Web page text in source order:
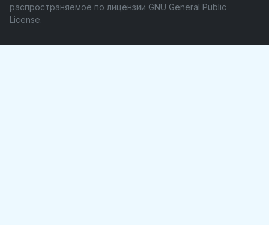
распространяемое по лицензии GNU General Public
License.